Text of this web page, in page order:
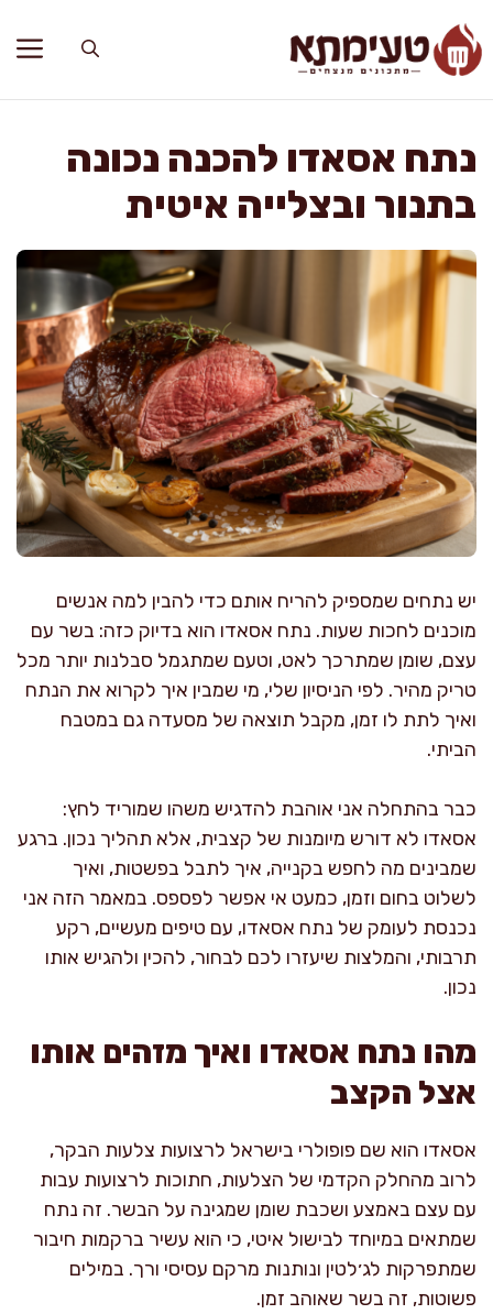
לתוכן
נתח אסאדו להכנה נכונה
בתנור ובצלייה איטית
יש נתחים שמספיק להריח אותם כדי להבין למה אנשים
מוכנים לחכות שעות. נתח אסאדו הוא בדיוק כזה: בשר עם
עצם, שומן שמתרכך לאט, וטעם שמתגמל סבלנות יותר מכל
טריק מהיר. לפי הניסיון שלי, מי שמבין איך לקרוא את הנתח
ואיך לתת לו זמן, מקבל תוצאה של מסעדה גם במטבח
הביתי.
כבר בהתחלה אני אוהבת להדגיש משהו שמוריד לחץ:
אסאדו לא דורש מיומנות של קצבית, אלא תהליך נכון. ברגע
שמבינים מה לחפש בקנייה, איך לתבל בפשטות, ואיך
לשלוט בחום וזמן, כמעט אי אפשר לפספס. במאמר הזה אני
נכנסת לעומק של נתח אסאדו, עם טיפים מעשיים, רקע
תרבותי, והמלצות שיעזרו לכם לבחור, להכין ולהגיש אותו
נכון.
מהו נתח אסאדו ואיך מזהים אותו
אצל הקצב
אסאדו הוא שם פופולרי בישראל לרצועות צלעות הבקר,
לרוב מהחלק הקדמי של הצלעות, חתוכות לרצועות עבות
עם עצם באמצע ושכבת שומן שמגינה על הבשר. זה נתח
שמתאים במיוחד לבישול איטי, כי הוא עשיר ברקמות חיבור
שמתפרקות לג׳לטין ונותנות מרקם עסיסי ורך. במילים
פשוטות, זה בשר שאוהב זמן.